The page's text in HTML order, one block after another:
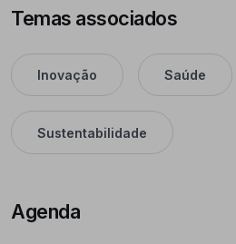
Temas associados
Inovação Saúde
Sustentabilidade
Agenda